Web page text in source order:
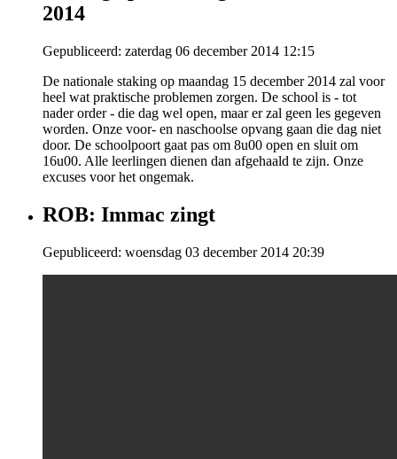
2014
Gepubliceerd: zaterdag 06 december 2014 12:15
De nationale staking op maandag 15 december 2014 zal voor
heel wat praktische problemen zorgen. De school is - tot
nader order - die dag wel open, maar er zal geen les gegeven
worden. Onze voor- en naschoolse opvang gaan die dag niet
door. De schoolpoort gaat pas om 8u00 open en sluit om
16u00. Alle leerlingen dienen dan afgehaald te zijn. Onze
excuses voor het ongemak.
ROB: Immac zingt
Gepubliceerd: woensdag 03 december 2014 20:39